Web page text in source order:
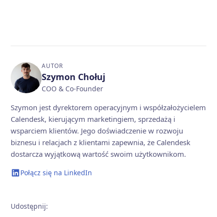
AUTOR
Szymon Chołuj
COO & Co-Founder
Szymon jest dyrektorem operacyjnym i współzałożycielem
Calendesk, kierującym marketingiem, sprzedażą i
wsparciem klientów. Jego doświadczenie w rozwoju
biznesu i relacjach z klientami zapewnia, że Calendesk
dostarcza wyjątkową wartość swoim użytkownikom.
Połącz się na LinkedIn
Udostępnij: